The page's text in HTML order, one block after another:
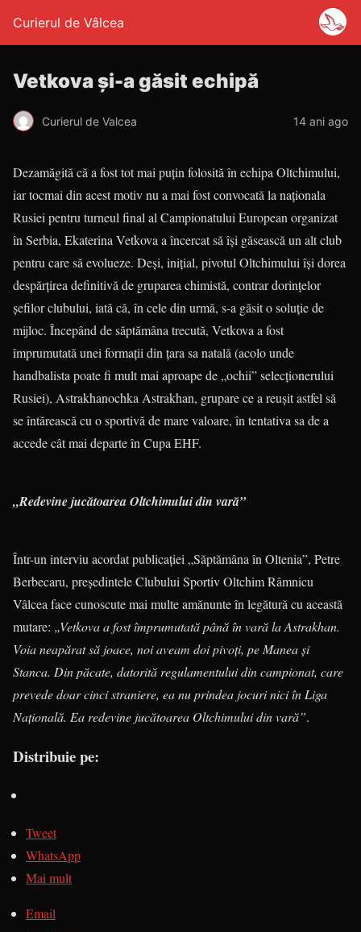
Curierul de Vâlcea
Vetkova şi-a găsit echipă
Curierul de Valcea 14 ani ago
Dezamăgită că a fost tot mai puţin folosită în echipa Oltchimului,
iar tocmai din acest motiv nu a mai fost convocată la naţionala
Rusiei pentru turneul final al Campionatului European organizat
în Serbia, Ekaterina Vetkova a încercat să îşi găsească un alt club
pentru care să evolueze. Deşi, iniţial, pivotul Oltchimului îşi dorea
despărţirea definitivă de gruparea chimistă, contrar dorinţelor
şefilor clubului, iată că, în cele din urmă, s-a găsit o soluţie de
mijloc. Începând de săptămâna trecută, Vetkova a fost
împrumutată unei formaţii din ţara sa natală (acolo unde
handbalista poate fi mult mai aproape de „ochii” selecţionerului
Rusiei), Astrakhanochka Astrakhan, grupare ce a reuşit astfel să
se întărească cu o sportivă de mare valoare, în tentativa sa de a
accede cât mai departe în Cupa EHF.
„Redevine jucătoarea Oltchimului din vară”
Într-un interviu acordat publicaţiei „Săptămâna în Oltenia”, Petre
Berbecaru, preşedintele Clubului Sportiv Oltchim Râmnicu
Vâlcea face cunoscute mai multe amănunte în legătură cu această
mutare: „Vetkova a fost împrumutată până în vară la Astrakhan.
Voia neapărat să joace, noi aveam doi pivoţi, pe Manea şi
Stanca. Din păcate, datorită regulamentului din campionat, care
prevede doar cinci straniere, ea nu prindea jocuri nici în Liga
Naţională. Ea redevine jucătoarea Oltchimului din vară”.
Distribuie pe:
Tweet
WhatsApp
Mai mult
Email